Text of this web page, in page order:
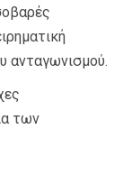
ανταγωνισμού.
των